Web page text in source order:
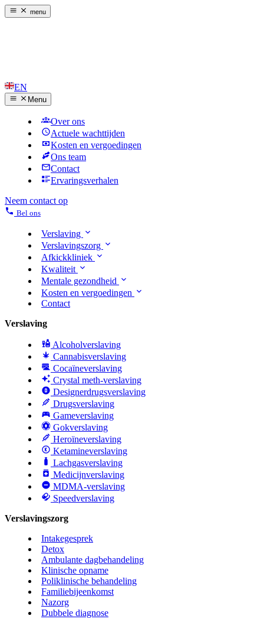
menu
EN
Menu
Over ons
Actuele wachttijden
Kosten en vergoedingen
Ons team
Contact
Ervaringsverhalen
Neem contact op
Bel ons
Verslaving
Verslavingszorg
Afkickkliniek
Kwaliteit
Mentale gezondheid
Kosten en vergoedingen
Contact
Verslaving
Alcoholverslaving
Cannabisverslaving
Cocaïneverslaving
Crystal meth-verslaving
Designerdrugsverslaving
Drugsverslaving
Gameverslaving
Gokverslaving
Heroïneverslaving
Ketamineverslaving
Lachgasverslaving
Medicijnverslaving
MDMA-verslaving
Speedverslaving
Verslavingszorg
Intakegesprek
Detox
Ambulante dagbehandeling
Klinische opname
Poliklinische behandeling
Familiebijeenkomst
Nazorg
Dubbele diagnose